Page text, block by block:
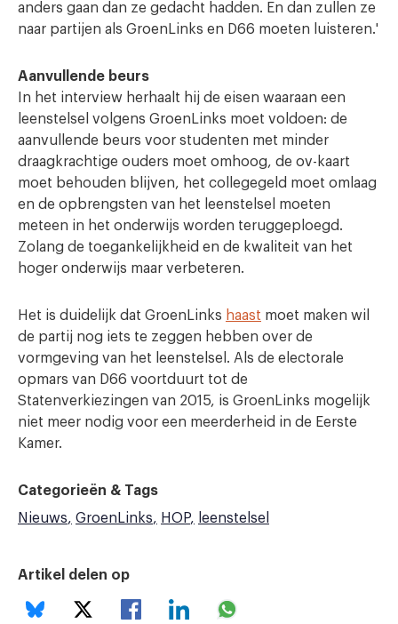
anders gaan dan ze gedacht hadden. En dan zullen ze
naar partijen als GroenLinks en D66 moeten luisteren.'
Aanvullende beurs
In het interview herhaalt hij de eisen waaraan een
leenstelsel volgens GroenLinks moet voldoen: de
aanvullende beurs voor studenten met minder
draagkrachtige ouders moet omhoog, de ov-kaart
moet behouden blijven, het collegegeld moet omlaag
en de opbrengsten van het leenstelsel moeten
meteen in het onderwijs worden teruggeploegd.
Zolang de toegankelijkheid en de kwaliteit van het
hoger onderwijs maar verbeteren.
Het is duidelijk dat GroenLinks haast moet maken wil
de partij nog iets te zeggen hebben over de
vormgeving van het leenstelsel. Als de electorale
opmars van D66 voortduurt tot de
Statenverkiezingen van 2015, is GroenLinks mogelijk
niet meer nodig voor een meerderheid in de Eerste
Kamer.
Categorieën & Tags
Nieuws
GroenLinks HOP leenstelsel
Artikel delen op